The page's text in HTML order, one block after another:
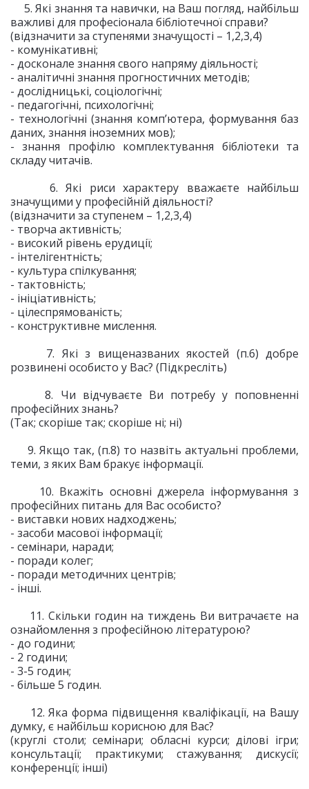
5. Які знання та навички, на Ваш погляд, найбільш
важливі для професіонала бібліотечної справи?
(відзначити за ступенями значущості – 1,2,3,4)
- комунікативні;
- досконале знання свого напряму діяльності;
- аналітичні знання прогностичних методів;
- дослідницькі, соціологічні;
- педагогічні, психологічні;
- технологічні (знання комп’ютера, формування баз
даних, знання іноземних мов);
- знання профілю комплектування бібліотеки та
складу читачів.
6. Які риси характеру вважаєте найбільш
значущими у професійній діяльності?
(відзначити за ступенем – 1,2,3,4)
- творча активність;
- високий рівень ерудиції;
- інтелігентність;
- культура спілкування;
- тактовність;
- ініціативність;
- цілеспрямованість;
- конструктивне мислення.
7. Які з вищеназваних якостей (п.6) добре
розвинені особисто у Вас? (Підкресліть)
8. Чи відчуваєте Ви потребу у поповненні
професійних знань?
(Так; скоріше так; скоріше ні; ні)
9. Якщо так, (п.8) то назвіть актуальні проблеми,
теми, з яких Вам бракує інформації.
10. Вкажіть основні джерела інформування з
професійних питань для Вас особисто?
- виставки нових надходжень;
- засоби масової інформації;
- семінари, наради;
- поради колег;
- поради методичних центрів;
- інші.
11. Скільки годин на тиждень Ви витрачаєте на
ознайомлення з професійною літературою?
- до години;
- 2 години;
- 3-5 годин;
- більше 5 годин.
12. Яка форма підвищення кваліфікації, на Вашу
думку, є найбільш корисною для Вас?
(круглі столи; семінари; обласні курси; ділові ігри;
консультації; практикуми; стажування; дискусії;
конференції; інші)